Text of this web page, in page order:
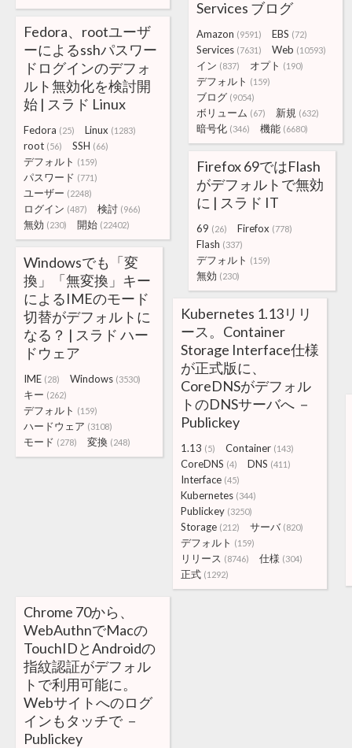
Services ブログ
Amazon (9591) EBS (72)
Services (7631) Web (10593)
イン (837) オプト (190)
デフォルト (159)
ブログ (9054)
ボリューム (67) 新規 (632)
暗号化 (346) 機能 (6680)
Fedora、rootユーザ
ーによるsshパスワー
ドログインのデフォ
ルト無効化を検討開
始 | スラド Linux
Fedora (25) Linux (1283)
root (56) SSH (66)
デフォルト (159)
パスワード (771)
ユーザー (2248)
ログイン (487) 検討 (966)
無効 (230) 開始 (22402)
Firefox 69ではFlash
がデフォルトで無効
に | スラド IT
69 (26) Firefox (778)
Flash (337)
デフォルト (159)
無効 (230)
Windowsでも「変
換」「無変換」キー
によるIMEのモード
切替がデフォルトに
なる？ | スラド ハー
ドウェア
IME (28) Windows (3530)
キー (262)
デフォルト (159)
ハードウェア (3108)
モード (278) 変換 (248)
Kubernetes 1.13リリ
ース。Container
Storage Interface仕様
が正式版に、
CoreDNSがデフォル
トのDNSサーバへ －
Publickey
1.13 (5) Container (143)
CoreDNS (4) DNS (411)
Interface (45)
Kubernetes (344)
Publickey (3250)
Storage (212) サーバ (820)
デフォルト (159)
リリース (8746) 仕様 (304)
正式 (1292)
Chrome 70から、
WebAuthnでMacの
TouchIDとAndroidの
指紋認証がデフォル
トで利用可能に。
Webサイトへのログ
インもタッチで －
Publickey